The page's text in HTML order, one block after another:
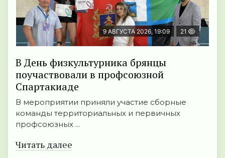
9 АВГУСТА 2026, 19:09 21
В День физкультурника брянцы
поучаствовали в профсоюзной
Спартакиаде
В мероприятии приняли участие сборные
команды территориальных и первичных
профсоюзных ...
Читать далее